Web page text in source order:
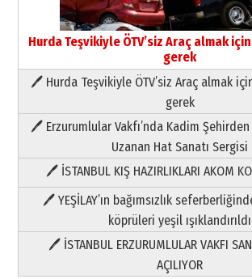
Hurda Teşvikiyle ÖTV’siz Araç almak
gerek
🖊 Hurda Teşvikiyle ÖTV’siz Araç almak
gerek
🖊 Erzurumlular Vakfı’nda Kadim
Uzanan Hat Sanatı Sergisi
🖊 İSTANBUL KIŞ HAZIRLIKLARI AKOM
🖊 YEŞİLAY’ın bağımsızlık
köprüleri yeşil ışıklandırıldı
🖊 İSTANBUL ERZURUMLULAR VAKFI
AÇILIYOR
Paranın Aile Kültüründeki Yeri
03 Ağustos 2026 Pazartesi
Yıldırım Gündoğdu
HAVVA’NIN ÜÇ KIZI
09 Temmuz 2026 Perşembe
Yusuf POLAT
Şampiyonluk Sebahattin Şirin’e